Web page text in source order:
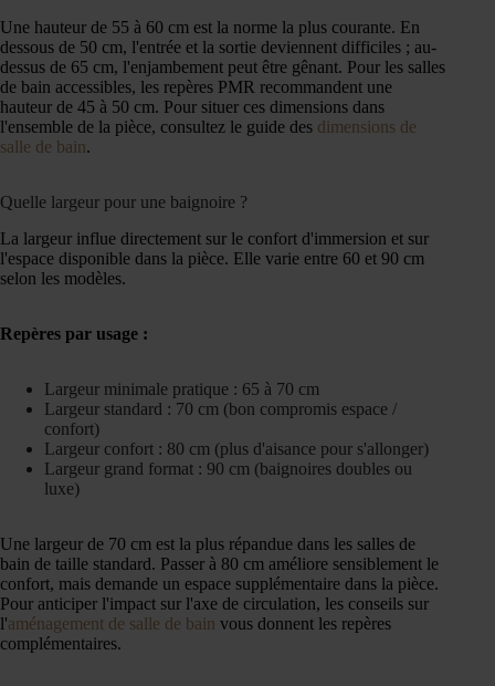
Une hauteur de 55 à 60 cm est la norme la plus courante. En
dessous de 50 cm, l'entrée et la sortie deviennent difficiles ; au-
dessus de 65 cm, l'enjambement peut être gênant. Pour les salles
de bain accessibles, les repères PMR recommandent une
hauteur de 45 à 50 cm. Pour situer ces dimensions dans
l'ensemble de la pièce, consultez le guide des dimensions de
salle de bain.
Quelle largeur pour une baignoire ?
La largeur influe directement sur le confort d'immersion et sur
l'espace disponible dans la pièce. Elle varie entre 60 et 90 cm
selon les modèles.
Repères par usage :
Largeur minimale pratique : 65 à 70 cm
Largeur standard : 70 cm (bon compromis espace /
confort)
Largeur confort : 80 cm (plus d'aisance pour s'allonger)
Largeur grand format : 90 cm (baignoires doubles ou
luxe)
Une largeur de 70 cm est la plus répandue dans les salles de
bain de taille standard. Passer à 80 cm améliore sensiblement le
confort, mais demande un espace supplémentaire dans la pièce.
Pour anticiper l'impact sur l'axe de circulation, les conseils sur
l'aménagement de salle de bain vous donnent les repères
complémentaires.